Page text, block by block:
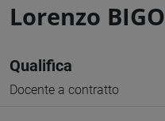
Lorenzo BIGO
Qualifica
Docente a contratto